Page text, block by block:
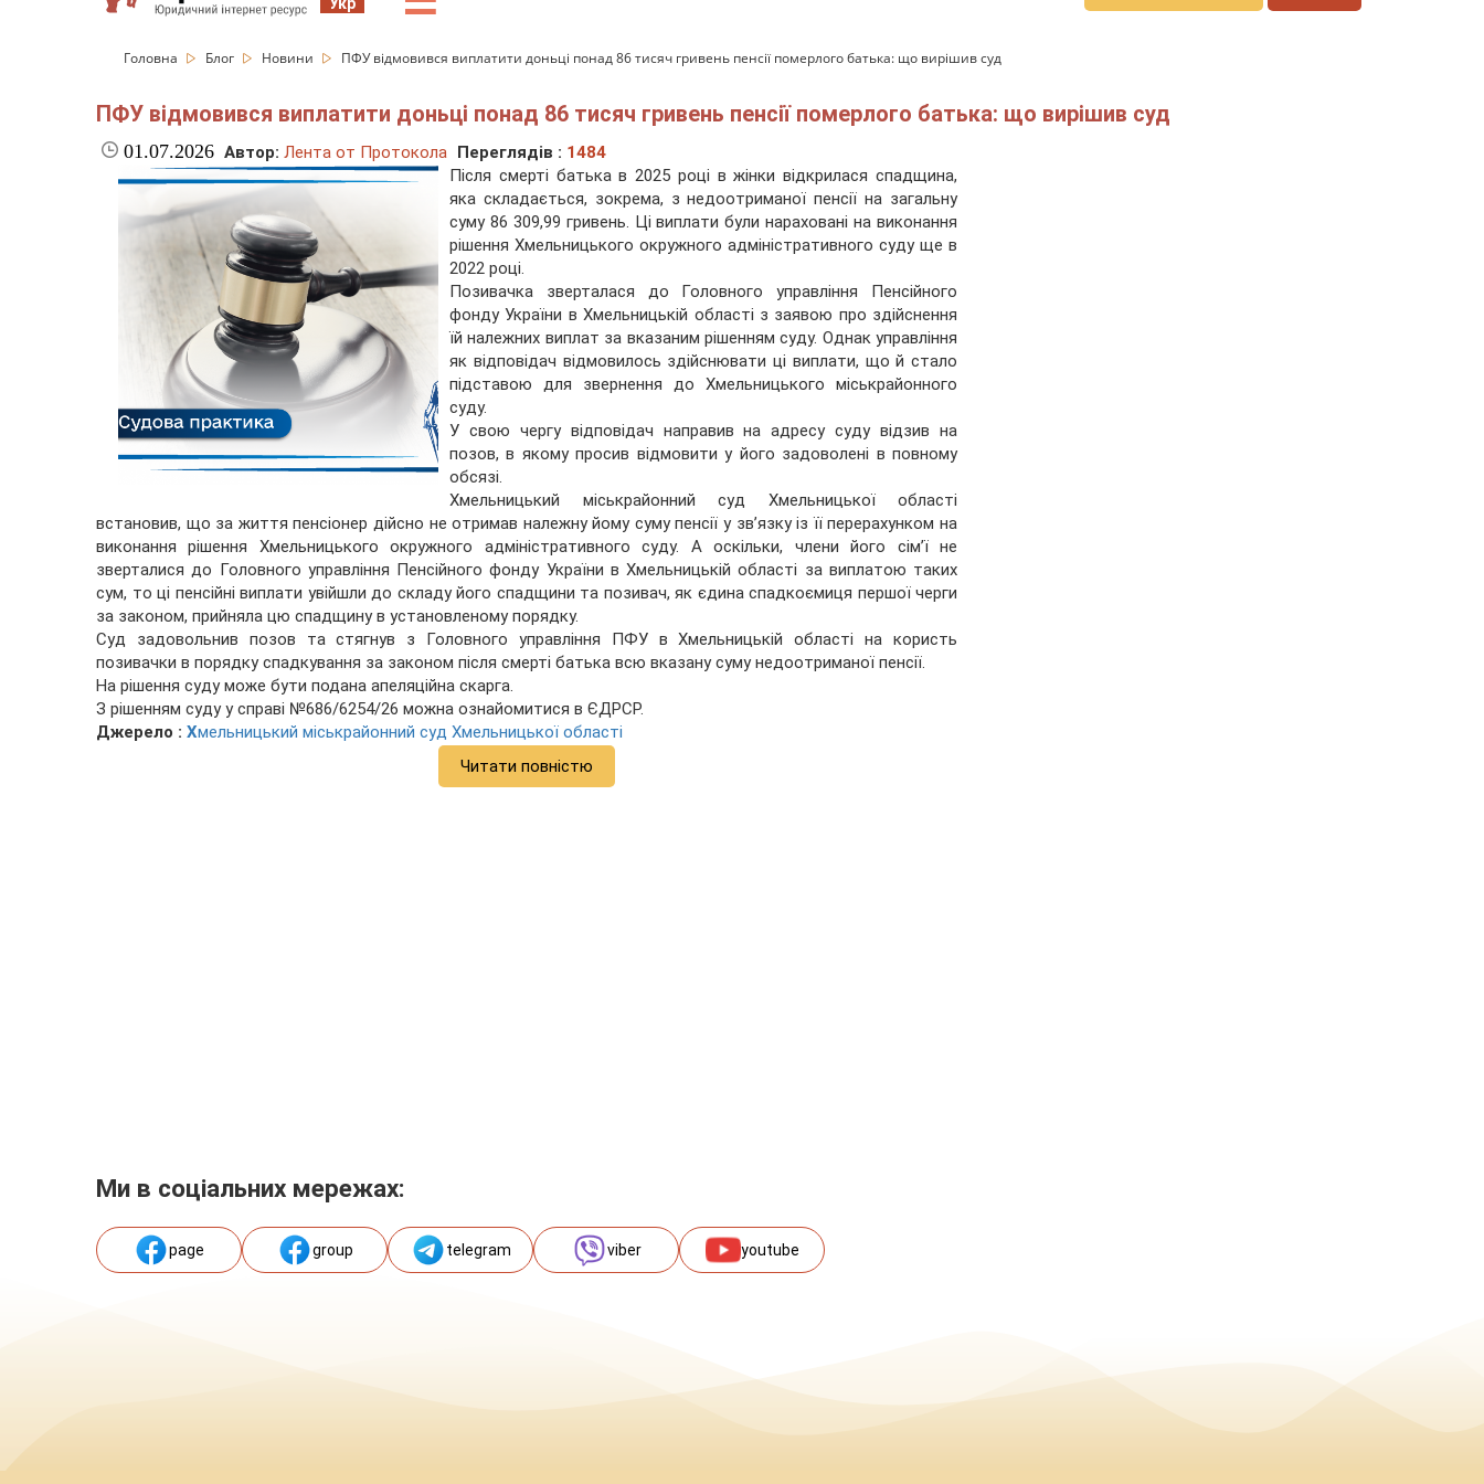
Головна Блог Новини ПФУ відмовився виплатити доньці понад 86 тисяч гривень пенсії померлого батька: що вирішив суд
ПФУ відмовився виплатити доньці понад 86 тисяч гривень пенсії померлого батька: що вирішив суд
01.07.2026 Автор: Лента от Протокола Переглядів : 1484
Після смерті батька в2025 році в жінки відкрилася спадщина,
яка складається, зокрема, з недоотриманої пенсії на загальну
суму 86 309,99 гривень. Ці виплати були нараховані на виконання
рішення Хмельницького окружного адміністративного суду ще в
2022 році.
Позивачка зверталася до Головного управління Пенсійного
фонду України в Хмельницькій області з заявою про здійснення
їй належних виплат за вказаним рішенням суду. Однак управління
як відповідач відмовилось здійснювати ці виплати, що й стало
підставою для звернення до Хмельницького міськрайонного
суду.
У свою чергу відповідач направив на адресу суду відзив на
позов, в якому просив відмовити у його задоволені в повному
обсязі.
Хмельницький міськрайонний суд Хмельницької області
встановив, що за життя пенсіонер дійсно не отримав належну йому суму пенсії у звʼязку із її перерахунком на
виконання рішення Хмельницького окружного адміністративного суду. А оскільки, члени його сімʼї не
зверталися до Головного управління Пенсійного фонду України в Хмельницькій області за виплатою таких
сум, то ці пенсійні виплати увійшли до складу його спадщини та позивач, як єдина спадкоємиця першої черги
за законом, прийняла цю спадщину в установленому порядку.
Суд задовольнив позов та стягнув з Головного управління ПФУ в Хмельницькій області на користь
позивачки в порядку спадкування за законом після смерті батька всю вказану суму недоотриманої пенсії.
На рішення суду може бути подана апеляційна скарга.
З рішенням суду у справі №686/6254/26 можна ознайомитися в ЄДРСР.
Джерело : Хмельницький міськрайонний суд Хмельницької області
Читати повністю
Ми в соціальних мережах:
page group telegram viber youtube